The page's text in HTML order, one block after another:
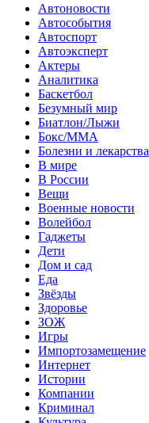
Автоновости
Автособытия
Автоспорт
Автоэксперт
Актеры
Аналитика
Баскетбол
Безумный мир
Биатлон/Лыжи
Бокс/MMA
Болезни и лекарства
В мире
В России
Вещи
Военные новости
Волейбол
Гаджеты
Дети
Дом и сад
Еда
Звёзды
Здоровье
ЗОЖ
Игры
Импортозамещение
Интернет
Истории
Компании
Криминал